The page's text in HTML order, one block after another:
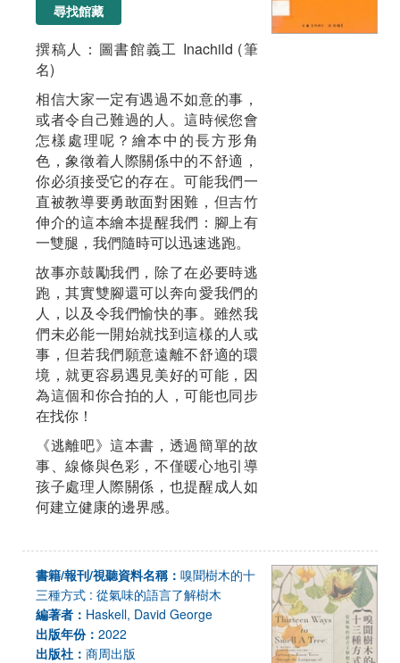
尋找館藏
撰稿人：圖書館義工 Inachild (筆
名)
相信大家一定有遇過不如意的事，
或者令自己難過的人。這時候您會
怎樣處理呢？繪本中的長方形角
色，象徵着人際關係中的不舒適，
你必須接受它的存在。可能我們一
直被教導要勇敢面對困難，但吉竹
伸介的這本繪本提醒我們：腳上有
一雙腿，我們隨時可以迅速逃跑。
故事亦鼓勵我們，除了在必要時逃
跑，其實雙腳還可以奔向愛我們的
人，以及令我們愉快的事。雖然我
們未必能一開始就找到這樣的人或
事，但若我們願意遠離不舒適的環
境，就更容易遇見美好的可能，因
為這個和你合拍的人，可能也同步
在找你！
《逃離吧》這本書，透過簡單的故
事、線條與色彩，不僅暖心地引導
孩子處理人際關係，也提醒成人如
何建立健康的邊界感。
書籍/報刊/視聽資料名稱： 嗅聞樹木的十
三種方式 : 從氣味的語言了解樹木
編著者： Haskell, David George
出版年份： 2022
出版社： 商周出版